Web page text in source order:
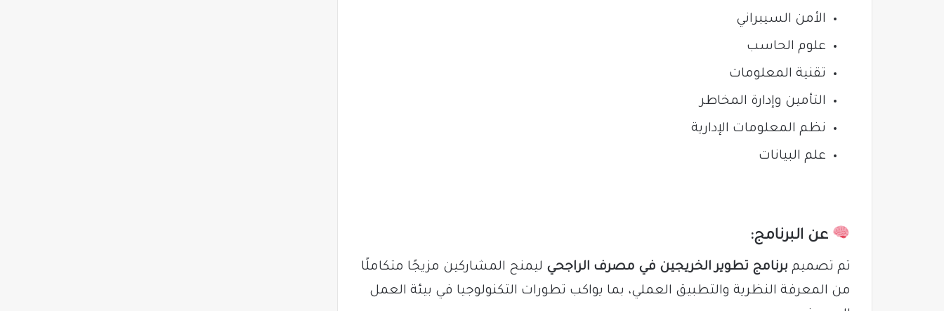
الأمن السيبراني
علوم الحاسب
تقنية المعلومات
التأمين وإدارة المخاطر
نظم المعلومات الإدارية
علم البيانات
عن البرنامج:
تم تصميم برنامج تطوير الخريجين في مصرف الراجحي ليمنح المشاركين مزيجًا متكاملًا
من المعرفة النظرية والتطبيق العملي، بما يواكب تطورات التكنولوجيا في بيئة العمل